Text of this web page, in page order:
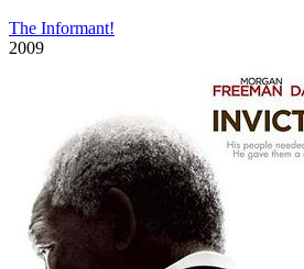
The Informant!
2009